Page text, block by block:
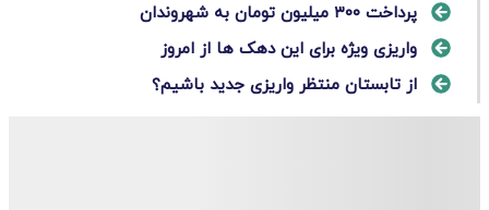
پرداخت ۳۰۰ میلیون تومان به شهروندان
واریزی ویژه برای این دهک ها از امروز
از تابستان منتظر واریزی جدید باشیم؟